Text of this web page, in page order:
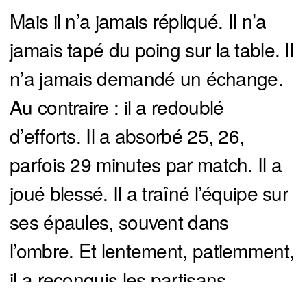
Mais il n’a jamais répliqué. Il n’a
jamais tapé du poing sur la table. Il
n’a jamais demandé un échange.
Au contraire : il a redoublé
d’efforts. Il a absorbé 25, 26,
parfois 29 minutes par match. Il a
joué blessé. Il a traîné l’équipe sur
ses épaules, souvent dans
l’ombre. Et lentement, patiemment,
il a reconquis les partisans.